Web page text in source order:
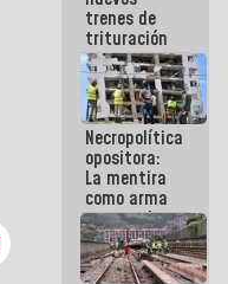
trenes de
trituración
para
optimizar
manejo de
escombros
en La Guaira
Necropolítica
opositora:
La mentira
como arma
contra el
Pueblo